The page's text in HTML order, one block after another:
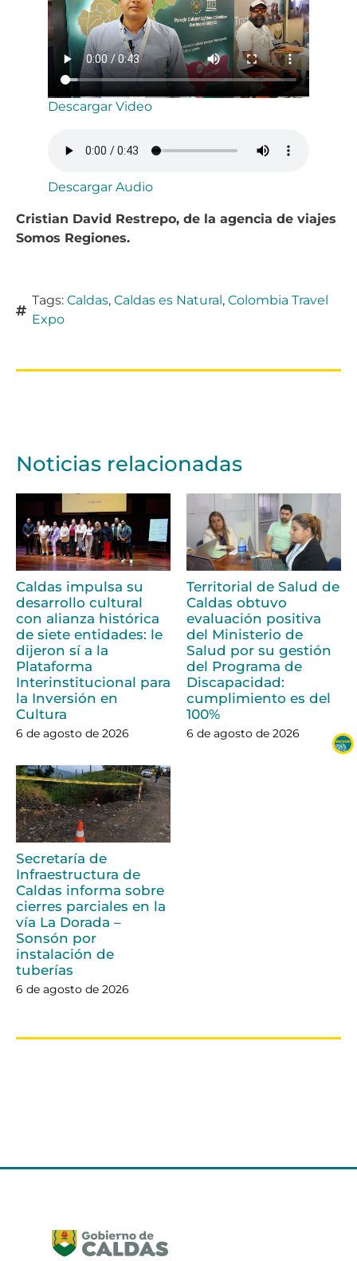
Descargar Video
Descargar Audio
Cristian David Restrepo, de la agencia de viajes
Somos Regiones.
Tags: Caldas, Caldas es Natural, Colombia Travel
Expo
Noticias relacionadas
Caldas impulsa su
desarrollo cultural
con alianza histórica
de siete entidades: le
dijeron sí a la
Plataforma
Interinstitucional para
la Inversión en
Cultura
6 de agosto de 2026
Territorial de Salud de
Caldas obtuvo
evaluación positiva
del Ministerio de
Salud por su gestión
del Programa de
Discapacidad:
cumplimiento es del
100%
6 de agosto de 2026
Secretaría de
Infraestructura de
Caldas informa sobre
cierres parciales en la
vía La Dorada –
Sonsón por
instalación de
tuberías
6 de agosto de 2026